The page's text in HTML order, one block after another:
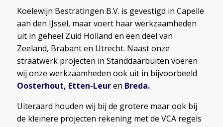
Koelewijn Bestratingen B.V. is gevestigd in Capelle
aan den IJssel, maar voert haar werkzaamheden
uit in geheel Zuid Holland en een deel van
Zeeland, Brabant en Utrecht. Naast onze
straatwerk projecten in Standdaarbuiten voeren
wij onze werkzaamheden ook uit in bijvoorbeeld
Oosterhout, Etten-Leuren Breda.
Uiteraard houden wij bij de grotere maar ook bij
de kleinere projecten rekening met de VCA regels